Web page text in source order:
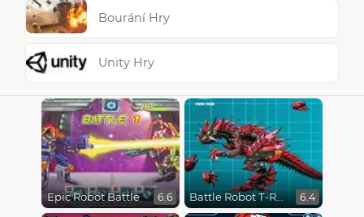
Bourání Hry
Unity Hry
Epic Robot Battle 6.6 Battle Robot T-Rex Age 6.4